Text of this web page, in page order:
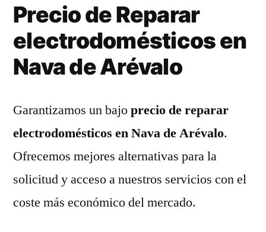
Precio de Reparar
electrodomésticos en
Nava de Arévalo
Garantizamos un bajoprecio de reparar
electrodomésticos en Nava de Arévalo.
Ofrecemos mejores alternativas para la
solicitud y acceso a nuestros servicios con el
coste más económico del mercado.